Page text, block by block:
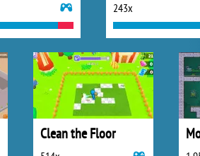
243x
Clean the Floor